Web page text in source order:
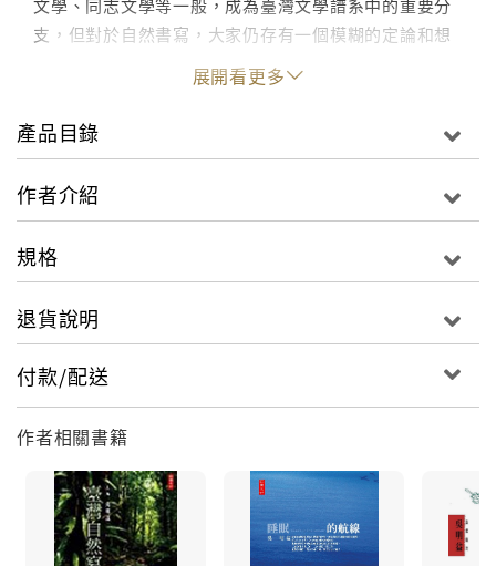
文學、同志文學等一般，成為臺灣文學譜系中的重要分
支，但對於自然書寫，大家仍存有一個模糊的定論和想
像。因此臺灣文學史上，第一套完整論述臺灣自然書寫
的經典著作於焉而生。吳明益「以書寫解放自然」系列
論述，2012年1月三冊同時登場，可依讀者興趣閱讀和
蒐藏。BOOK 2《臺灣自然書寫的作家論
者閱讀的將不只是靜態的論述評論而已，更可感受到的
版總序所言：「論述讓我思考環境各個層面的議題時都
生態之美的迷人與快樂。這麼多年來，我仍在書本與野
地受著自然的教育，這系列的寫作，不只是為了學院裡
的讀者，也為學院外的讀者。因此，我可以很肯定地
說，只要活著，我會繼續痛苦並快樂著地思維下去。」
◎重現自然書寫經典鉅作「以書寫解放自然」系列
BOOK 2為2003年作者到花蓮任教後一年出版的論文
集，已成為學界討論臺灣自然書寫的重要著作之一。9年
後重新出版修訂版，因此別具紀念價值，可說是作者十
年來進入自然導向文學思維領域的開始與代表著作。在
展開看更多
產品目錄
作者介紹
規格
退貨說明
付款/配送
作者相關書籍